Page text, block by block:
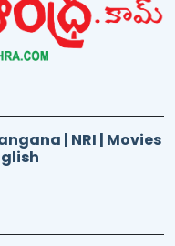
| NRI | Movies